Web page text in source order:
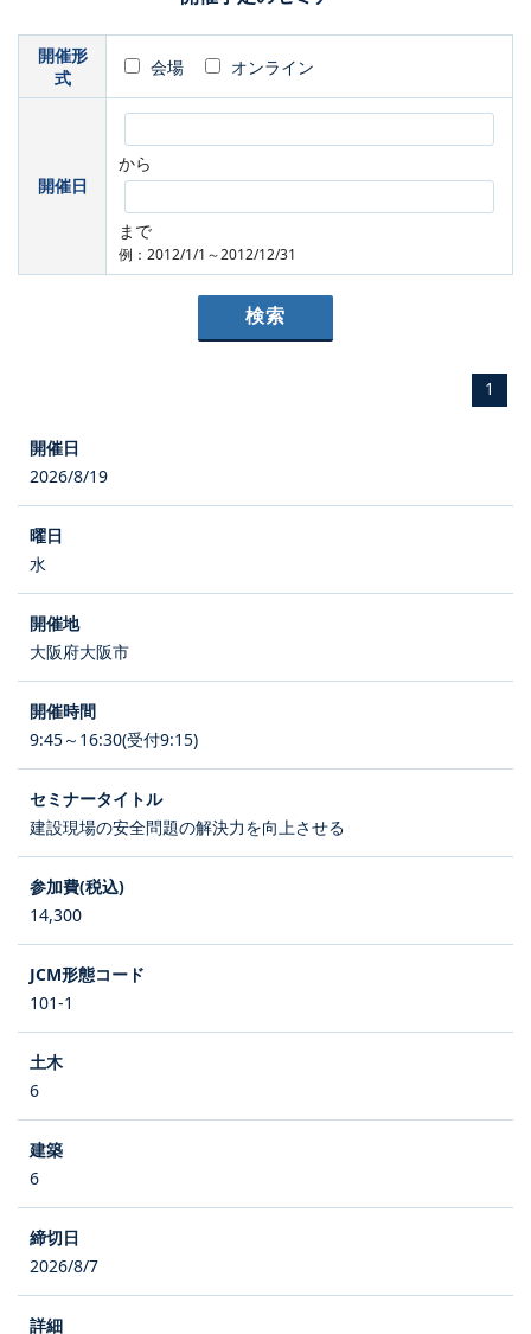
開催形
式
会場 オンライン
開催日
から
まで
例：2012/1/1～2012/12/31
1
2026/8/19
水
大阪府大阪市
9:45～16:30(受付9:15)
建設現場の安全問題の解決力を向上させる
14,300
101-1
6
6
2026/8/7